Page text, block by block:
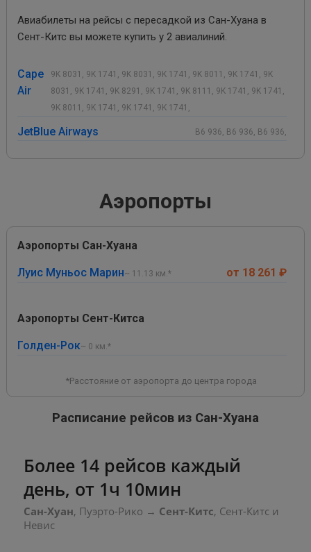
Авиабилеты на рейсы с пересадкой из Сан-Хуана в
Сент-Китс вы можете купить у 2 авиалиний.
Cape
Air
9K 8031, 9K 1741, 9K 8031, 9K 1741, 9K 8011, 9K 1741, 9K
8031, 9K 1741, 9K 8291, 9K 1741, 9K 8111, 9K 1741, 9K 1741,
9K 8011, 9K 1741, 9K 1741, 9K 1741,
JetBlue Airways B6 936, B6 936, B6 936,
Аэропорты
Аэропорты Сан-Хуана
Луис Муньос Марин~ 11.13 км.* от 18 261 ₽
Аэропорты Сент-Китса
Голден-Рок~ 0 км.*
*Расстояние от аэропорта до центра города
Расписание рейсов из Сан-Хуана
Более 14 рейсов каждый
день, от 1ч 10мин
Сан-Хуан, Пуэрто-Рико → Сент-Китс, Сент-Китс и
Невис